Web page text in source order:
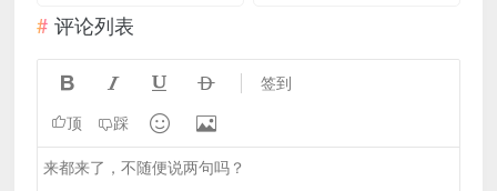
评论列表
    签到
顶 踩  